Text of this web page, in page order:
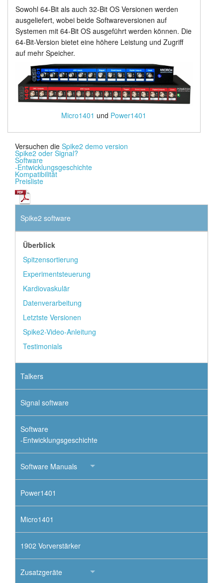
Sowohl 64-Bit als auch 32-Bit OS Versionen werden
ausgeliefert, wobei beide Softwareversionen auf
Systemen mit 64-Bit OS ausgeführt werden können. Die
64-Bit-Version bietet eine höhere Leistung und Zugriff
auf mehr Speicher.
Micro1401 und Power1401
Versuchen die Spike2 demo version
Spike2 oder Signal?
Software
-Entwicklungsgeschichte
Kompatibilität
Preisliste
Spike2 software
Überblick
Spitzensortierung
Experimentsteuerung
Kardiovaskulär
Datenverarbeitung
Letztste Versionen
Spike2-Video-Anleitung
Testimonials
Talkers
Signal software
Software
-Entwicklungsgeschichte
Software Manuals
Power1401
Micro1401
1902 Vorverstärker
Zusatzgeräte